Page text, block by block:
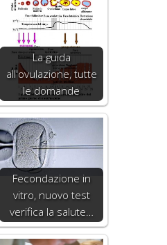
La guida
all'ovulazione, tutte
le domande
Fecondazione in
vitro, nuovo test
verifica la salute…